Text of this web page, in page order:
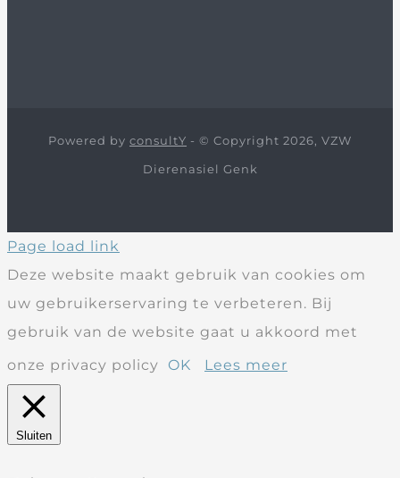
Powered by consultY - © Copyright 2026, VZW
Dierenasiel Genk
Page load link
Deze website maakt gebruik van cookies om
uw gebruikerservaring te verbeteren. Bij
gebruik van de website gaat u akkoord met
onze privacy policy
OK Lees meer
Sluiten